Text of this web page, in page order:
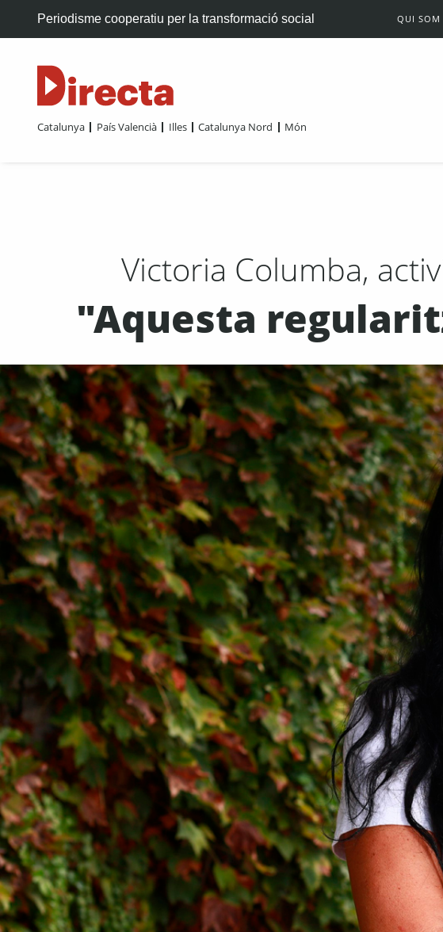
Periodisme cooperatiu per la transformació social QUI SOM
Catalunya País Valencià Illes Catalunya Nord Món
Victoria Columba,
"Aquesta